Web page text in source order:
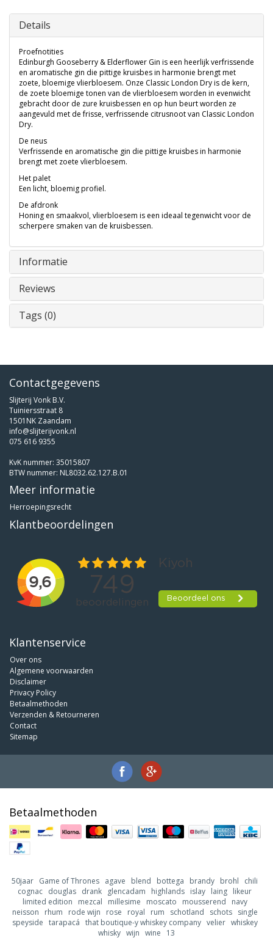
Details
Proefnotities
Edinburgh Gooseberry & Elderflower Gin is een heerlijk verfrissende
en aromatische gin die pittige kruisbes in harmonie brengt met
zoete, bloemige vlierbloesem. Onze Classic London Dry is de kern,
de zoete bloemige tonen van de vlierbloesem worden in evenwicht
gebracht door de zure kruisbessen en op hun beurt worden ze
aangevuld met de frisse, verfrissende citrusnoot van Classic London
Dry.
De neus
Verfrissende en aromatische gin die pittige kruisbes in harmonie
brengt met zoete vlierbloesem.
Het palet
Een licht, bloemig profiel.
De afdronk
Honing en smaakvol, vlierbloesem is een ideaal tegenwicht voor de
scherpere smaken van de kruisbessen.
Informatie
Reviews
Tags (0)
Contactgegevens
Slijterij Vonk B.V.
Tuiniersstraat 8
1501NK Zaandam
info@slijterijvonk.nl
075 616 9355
KvK nummer: 35015807
BTW nummer: NL8032.62.127.B.01
Meer informatie
Herroepingsrecht
Klantbeoordelingen
Klantenservice
Over ons
Algemene voorwaarden
Disclaimer
Privacy Policy
Betaalmethoden
Verzenden & Retourneren
Contact
Sitemap
Betaalmethoden
50jaar Game of Thrones agave blend bottega brandy brohl
chili
cognac douglas drank glencadam highlands islay laing likeur
limited edition
mezcal millesime moscato mousserend
navy
neisson
rhum rode wijn rose royal rum schotland schots
single
speyside tarapacá that boutique-y whiskey company velier whiskey
whisky wijn wine 13